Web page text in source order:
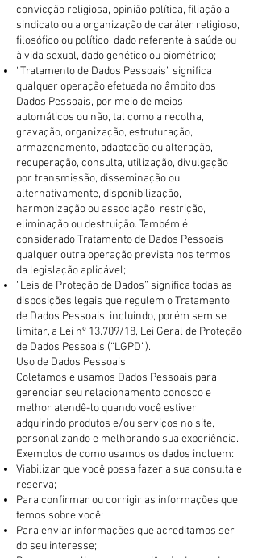
convicção religiosa, opinião política, filiação a
sindicato ou a organização de caráter religioso,
filosófico ou político, dado referente à saúde ou
à vida sexual, dado genético ou biométrico;
“Tratamento de Dados Pessoais” significa
qualquer operação efetuada no âmbito dos
Dados Pessoais, por meio de meios
automáticos ou não, tal como a recolha,
gravação, organização, estruturação,
armazenamento, adaptação ou alteração,
recuperação, consulta, utilização, divulgação
por transmissão, disseminação ou,
alternativamente, disponibilização,
harmonização ou associação, restrição,
eliminação ou destruição. Também é
considerado Tratamento de Dados Pessoais
qualquer outra operação prevista nos termos
da legislação aplicável;
“Leis de Proteção de Dados” significa todas as
disposições legais que regulem o Tratamento
de Dados Pessoais, incluindo, porém sem se
limitar, a Lei nº 13.709/18, Lei Geral de Proteção
de Dados Pessoais (“LGPD”).
Uso de Dados Pessoais
Coletamos e usamos Dados Pessoais para
gerenciar seu relacionamento conosco e
melhor atendê-lo quando você estiver
adquirindo produtos e/ou serviços no site,
personalizando e melhorando sua experiência.
Exemplos de como usamos os dados incluem:
Viabilizar que você possa fazer a sua consulta e
reserva;
Para confirmar ou corrigir as informações que
temos sobre você;
Para enviar informações que acreditamos ser
do seu interesse;